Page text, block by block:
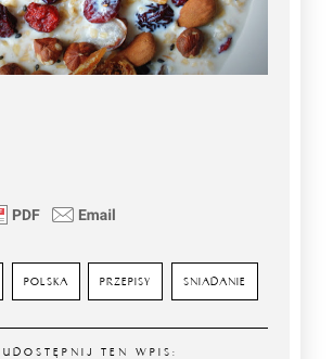
POLSKA PRZEPISY SNIADANIE
UDOSTĘPNIJ TEN WPIS: